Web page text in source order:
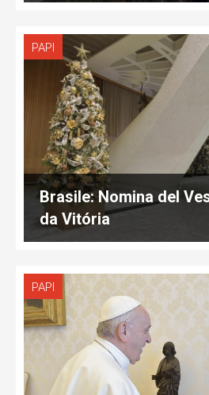
PAPI
Brasile: Nomina del
da Vitória
PAPI